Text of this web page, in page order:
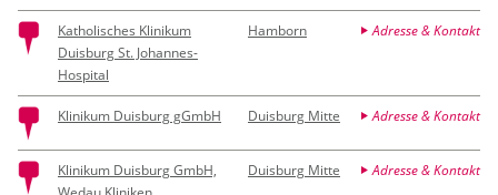
Katholisches Klinikum
Duisburg St. Johannes-
Hospital
Hamborn Adresse & Kontakt
Klinikum Duisburg gGmbH Duisburg Mitte Adresse & Kontakt
Klinikum Duisburg GmbH,
Duisburg Mitte Adresse & Kontakt